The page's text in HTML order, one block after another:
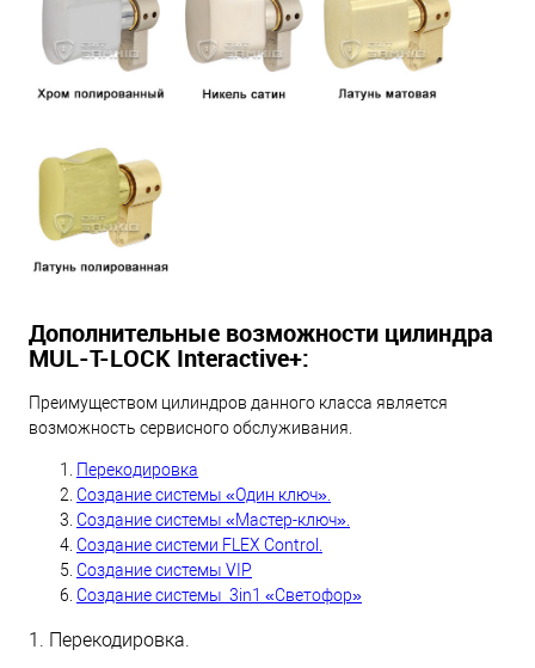
Дополнительные возможности цилиндра
MUL-T-LOCK Interactive+:
Преимуществом цилиндров данного класса является
возможность сервисного обслуживания.
Перекодировка
Создание системы «Один ключ».
Создание системы «Мастер-ключ».
Создание системи FLEX Control.
Создание системы VIP
Создание системы 3in1 «Светофор»
1. Перекодировка.